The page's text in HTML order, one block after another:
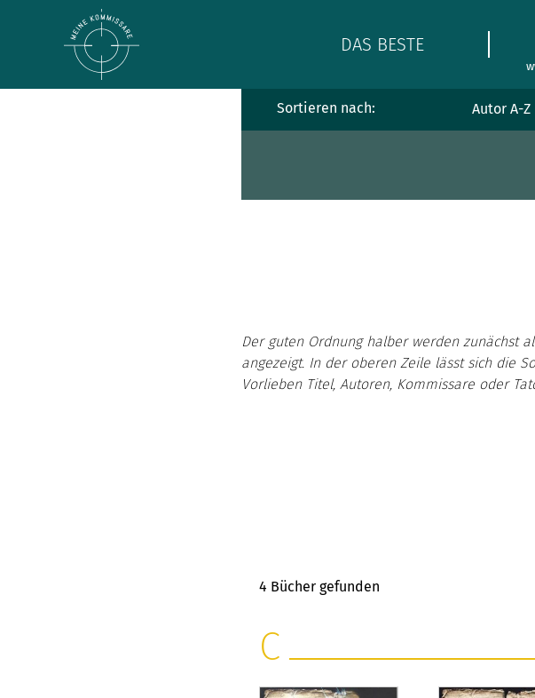
DAS BESTE
Sortieren nach: Autor A-Z
Der guten Ordnung halber werden zunächst
angezeigt. In der oberen Zeile lässt sich die
Vorlieben Titel, Autoren, Kommissare oder
4 Bücher gefunden
C